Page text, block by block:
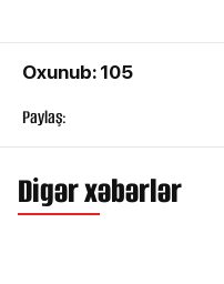
Oxunub: 105
Paylaş:
Digər xəbərlər